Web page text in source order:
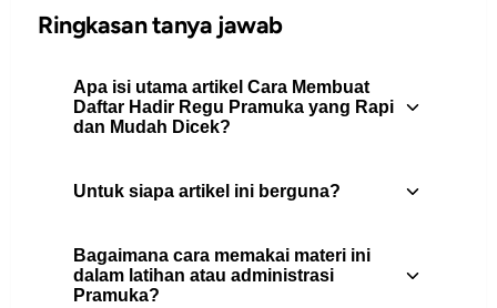
Ringkasan tanya jawab
Apa isi utama artikel Cara Membuat
Daftar Hadir Regu Pramuka yang Rapi
dan Mudah Dicek?
mudah dicek untuk membantu
administrasi, evaluasi keaktifan, dan
Untuk siapa artikel ini berguna?
Artikel ini berguna untuk pembina
Pramuka, peserta didik, pengurus gugus
Bagaimana cara memakai materi ini
dalam latihan atau administrasi
Pramuka?